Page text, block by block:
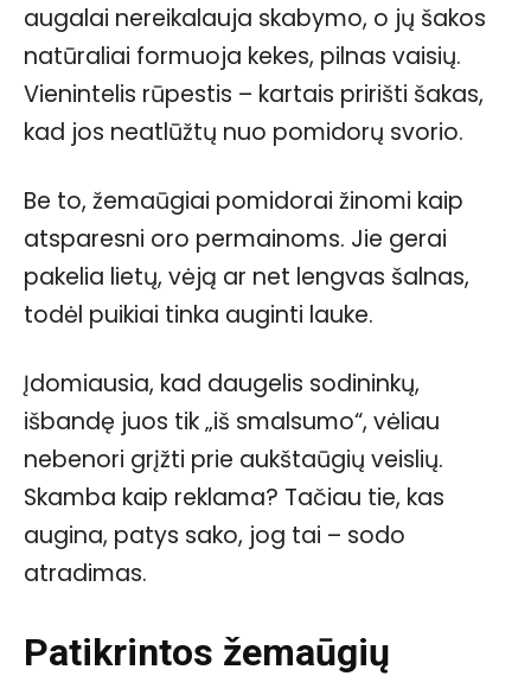
augalai nereikalauja skabymo, o jų šakos
natūraliai formuoja kekes, pilnas vaisių.
Vienintelis rūpestis – kartais pririšti šakas,
kad jos neatlūžtų nuo pomidorų svorio.
Be to, žemaūgiai pomidorai žinomi kaip
atsparesni oro permainoms. Jie gerai
pakelia lietų, vėją ar net lengvas šalnas,
todėl puikiai tinka auginti lauke.
Įdomiausia, kad daugelis sodininkų,
išbandę juos tik „iš smalsumo“, vėliau
nebenori grįžti prie aukštaūgių veislių.
Skamba kaip reklama? Tačiau tie, kas
augina, patys sako, jog tai – sodo
atradimas.
Patikrintos žemaūgių